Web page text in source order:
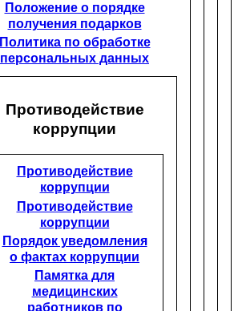
Положение о порядке
получения подарков
Политика по обработке
персональных данных
Противодействие
коррупции
Противодействие
коррупции
Противодействие
коррупции
Порядок уведомления
о фактах коррупции
Памятка для
медицинских
работников по